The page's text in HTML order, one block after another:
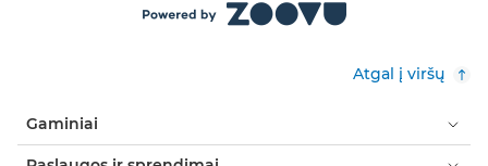
Atgal į viršų
Gaminiai